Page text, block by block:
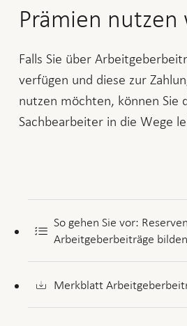
Prämien nutzen
Falls Sie über
verfügen und diese zur
nutzen möchten, können Sie
Sachbearbeiter in die Wege
So gehen Sie vor:
Arbeitgeberbeiträge bilden
Merkblatt